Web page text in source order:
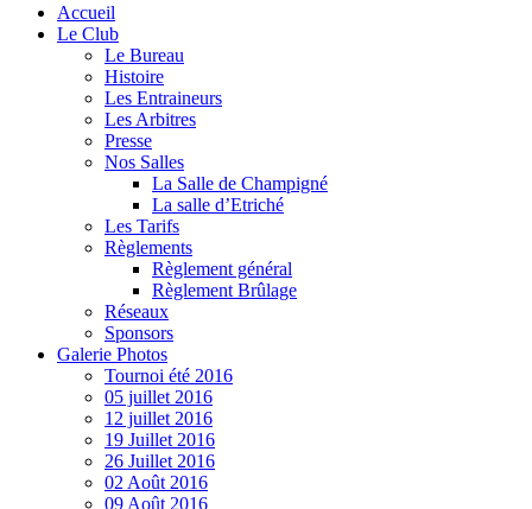
Accueil
Le Club
Le Bureau
Histoire
Les Entraineurs
Les Arbitres
Presse
Nos Salles
La Salle de Champigné
La salle d’Etriché
Les Tarifs
Règlements
Règlement général
Règlement Brûlage
Réseaux
Sponsors
Galerie Photos
Tournoi été 2016
05 juillet 2016
12 juillet 2016
19 Juillet 2016
26 Juillet 2016
02 Août 2016
09 Août 2016